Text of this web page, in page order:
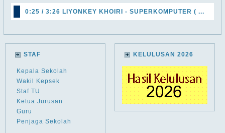
0:25 / 3:26 LIYONKEY KHOIRI - SUPERKOMPUTER ( ...
STAF
Kepala Sekolah
Wakil Kepsek
Staf TU
Ketua Jurusan
Guru
Penjaga Sekolah
KELULUSAN 2026